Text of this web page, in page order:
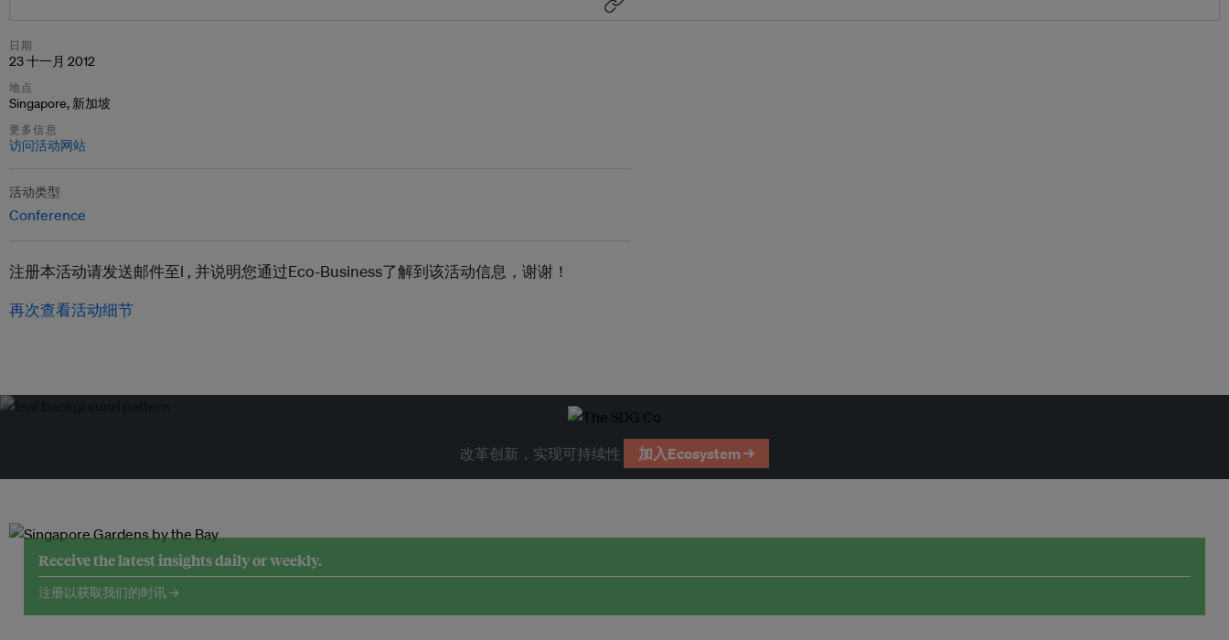
日期
23 十一月 2012
地点
Singapore, 新加坡
更多信息
访问活动网站
活动类型
Conference
注册本活动请发送邮件至l , 并说明您通过Eco-Business了解到该活动信息，谢谢！
再次查看活动细节
改革创新，实现可持续性 加入Ecosystem →
Receive the latest insights daily or weekly.
注册以获取我们的时讯 →